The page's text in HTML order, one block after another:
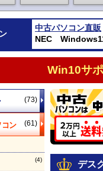
中古パソコン直販
NEC
Win10サ
(73)
(61)
(4) デス